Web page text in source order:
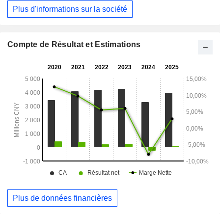
monopiles), les supports photovoltaïques offshore, les pieux
tubulaires pour le pétrole et le gaz offshore, les boulons
sur le marché national.
Plus d'informations sur la société
Compte de Résultat et Estimations
Plus de données financières